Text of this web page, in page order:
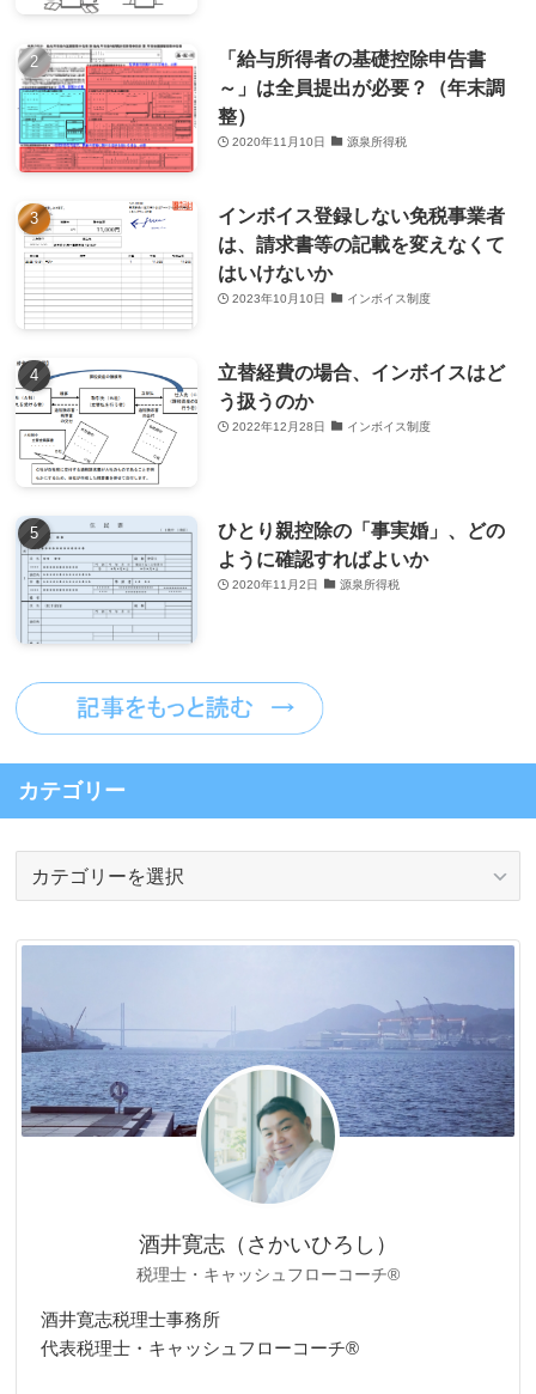
「給与所得者の基礎控除申告書
～」は全員提出が必要？（年末調
整）
2020年11月10日 源泉所得税
インボイス登録しない免税事業者
は、請求書等の記載を変えなくて
はいけないか
2023年10月10日 インボイス制度
立替経費の場合、インボイスはど
う扱うのか
2022年12月28日 インボイス制度
ひとり親控除の「事実婚」、どの
ように確認すればよいか
2020年11月2日 源泉所得税
カテゴリー
リ
酒井寛志（さかいひろし）
税理士・キャッシュフローコーチ®
酒井寛志税理士事務所
代表税理士・キャッシュフローコーチ®